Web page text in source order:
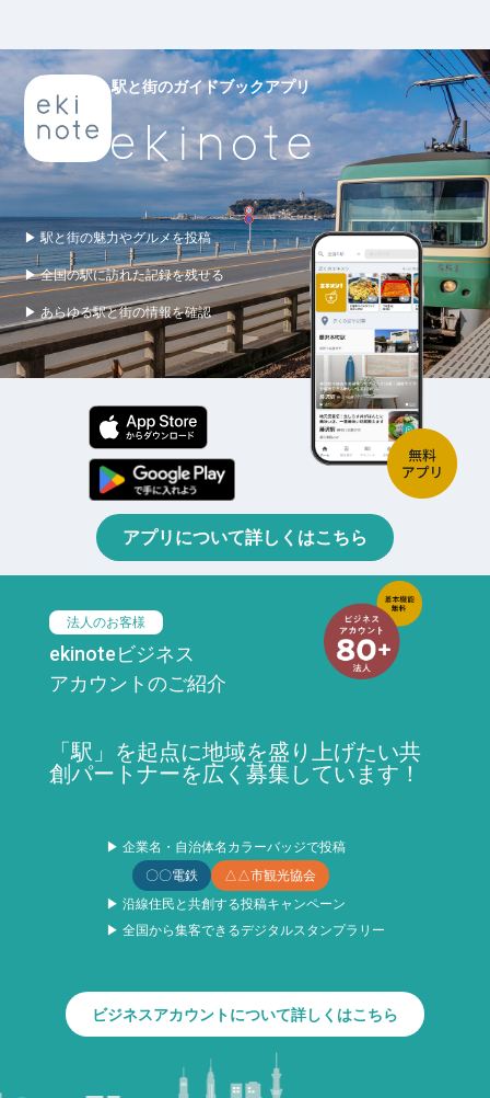
駅と街のガイドブックアプリ
▶ 駅と街の魅力やグルメを投稿
▶ 全国の駅に訪れた記録を残せる
▶ あらゆる駅と街の情報を確認
アプリについて詳しくはこちら
法人のお客様
ekinoteビジネス
アカウントのご紹介
「駅」を起点に地域を盛り上げたい共
創パートナーを広く募集しています！
▶ 企業名・自治体名カラーバッジで投稿
〇〇電鉄
△△市観光協会
▶ 沿線住民と共創する投稿キャンペーン
▶ 全国から集客できるデジタルスタンプラリー
ビジネスアカウントについて詳しくはこちら